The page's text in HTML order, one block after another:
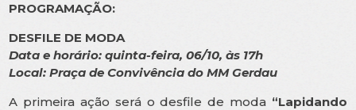
PROGRAMAÇÃO:
DESFILE DE MODA
Data e horário: quinta-feira, 06/10, às 17h
Local: Praça de Convivência do MM Gerdau
A primeira ação será o desfile de moda “Lapidando